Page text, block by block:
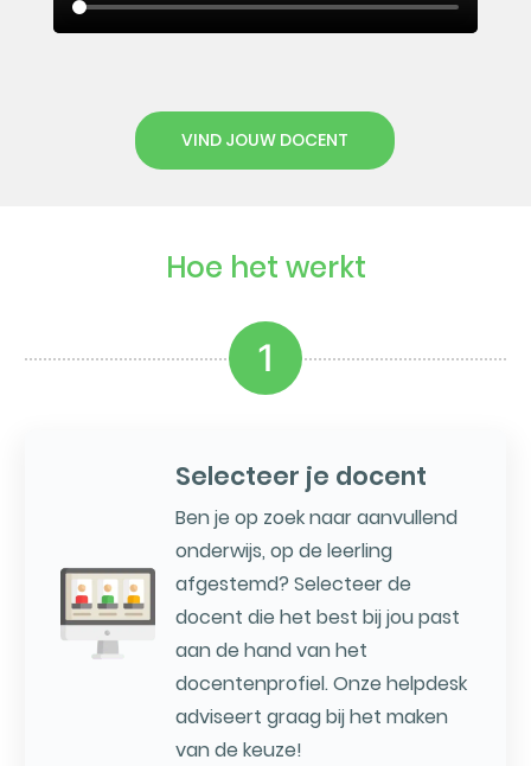
VIND JOUW DOCENT
Hoe het werkt
1
Selecteer je docent
Ben je op zoek naar aanvullend
onderwijs, op de leerling
afgestemd? Selecteer de
docent die het best bij jou past
aan de hand van het
docentenprofiel. Onze helpdesk
adviseert graag bij het maken
van de keuze!